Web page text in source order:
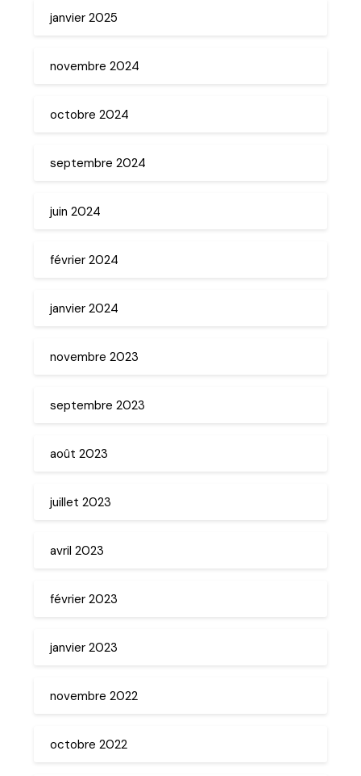
janvier 2025
novembre 2024
octobre 2024
septembre 2024
juin 2024
février 2024
janvier 2024
novembre 2023
septembre 2023
août 2023
juillet 2023
avril 2023
février 2023
janvier 2023
novembre 2022
octobre 2022